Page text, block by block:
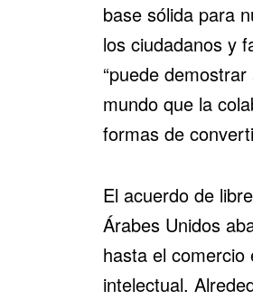
base sólida para
los ciudadanos y
“puede
mundo que la
formas de
El acuerdo de
Árabes Unidos
hasta el comercio
intelectual.